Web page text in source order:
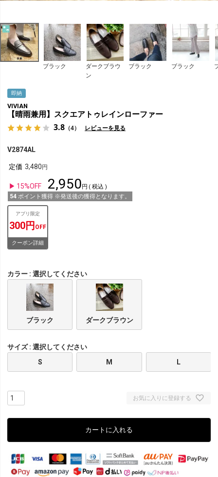
ブラック
ダークブラウ
ン
ブラック ブラック
即納
VIVIAN
【晴雨兼用】スクエアトゥレインローファー
3.8 （4） レビューを見る
V2874AL
定価 3,480
15%OFF 2,950
税込
54 ポイント獲得 ※発送後の獲得となります。
アプリ限定
300円 OFF
クーポン詳細
カラー 選択してください
ブラック ダークブラウン
サイズ
選択してください
S
M L
お気に入りに登録する
カートに入れる